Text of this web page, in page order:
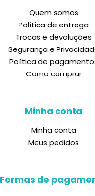
Quem somos
Política de entrega
Trocas e devoluções
Segurança e
Política de
Como comprar
Minha conta
Minha conta
Meus pedidos
Formas de